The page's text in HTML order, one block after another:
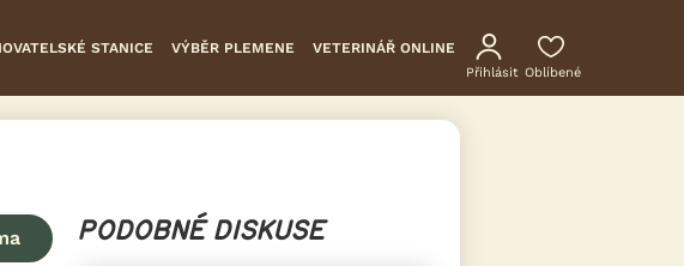
STANICE VÝBĚR PLEMENE VETERINÁŘ ONLINE
Přihlásit Oblíbené
PODOBNÉ DISKUSE